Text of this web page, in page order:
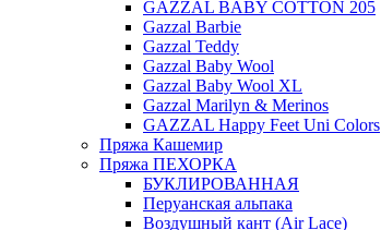
GAZZAL BABY COTTON 205
Gazzal Barbie
Gazzal Teddy
Gazzal Baby Wool
Gazzal Baby Wool XL
Gazzal Marilyn & Merinos
GAZZAL Happy Feet Uni Colors
Пряжа Кашемир
Пряжа ПЕХОРКА
БУКЛИРОВАННАЯ
Перуанская альпака
Воздушный кант (Air Lace)